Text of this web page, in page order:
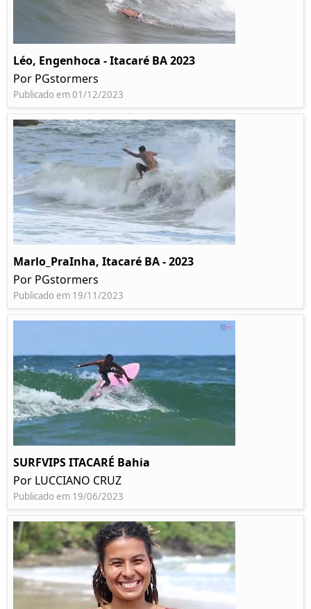
Léo, Engenhoca - Itacaré BA 2023
Por PGstormers
Publicado em 01/12/2023
Marlo_PraInha, Itacaré BA - 2023
Por PGstormers
Publicado em 19/11/2023
SURFVIPS ITACARÉ Bahia
Por LUCCIANO CRUZ
Publicado em 19/06/2023